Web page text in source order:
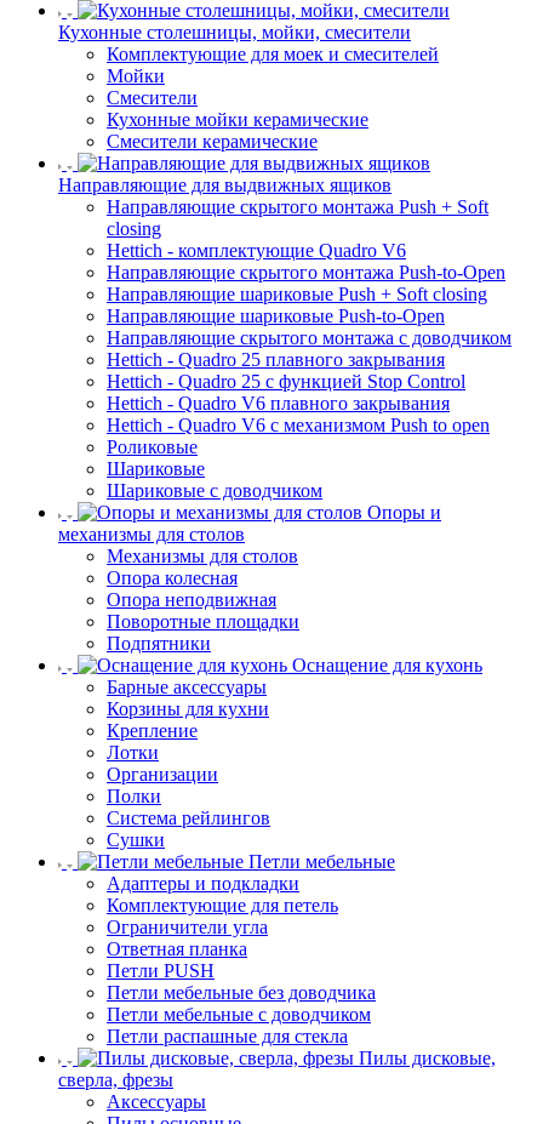
Кухонные столешницы, мойки, смесители
Комплектующие для моек и смесителей
Мойки
Смесители
Кухонные мойки керамические
Смесители керамические
Направляющие для выдвижных ящиков
Направляющие скрытого монтажа Push + Soft
closing
Hettich - комплектующие Quadro V6
Направляющие скрытого монтажа Push-to-Open
Направляющие шариковые Push + Soft closing
Направляющие шариковые Push-to-Open
Направляющие скрытого монтажа с доводчиком
Hettich - Quadro 25 плавного закрывания
Hettich - Quadro 25 с функцией Stop Control
Hettich - Quadro V6 плавного закрывания
Hettich - Quadro V6 с механизмом Push to open
Роликовые
Шариковые
Шариковые с доводчиком
Опоры и
механизмы для столов
Механизмы для столов
Опора колесная
Опора неподвижная
Поворотные площадки
Подпятники
Оснащение для кухонь
Барные аксессуары
Корзины для кухни
Крепление
Лотки
Организации
Полки
Система рейлингов
Сушки
Петли мебельные
Адаптеры и подкладки
Комплектующие для петель
Ограничители угла
Ответная планка
Петли PUSH
Петли мебельные без доводчика
Петли мебельные с доводчиком
Петли распашные для стекла
Пилы дисковые,
сверла, фрезы
Аксессуары